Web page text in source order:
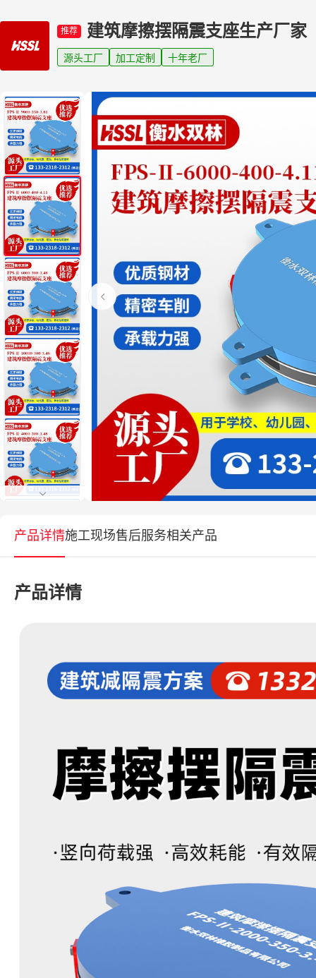
推荐 建筑摩擦摆隔震支座生产厂家
源头工厂 加工定制 十年老厂
产品详情施工现场售后服务相关产品
产品详情